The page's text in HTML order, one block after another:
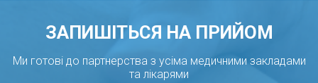
на амбулаторний супровід. Повна реабілітація
після маммопластики займає близько двох
місяців, а оцінка естетичного ефекту операції
ЗАПИШІТЬСЯ НА ПРИЙОМ
Ми готові до партнерства з усіма медичними закладами
та лікарями